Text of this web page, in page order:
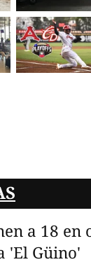
a 18 en
'El Güino'